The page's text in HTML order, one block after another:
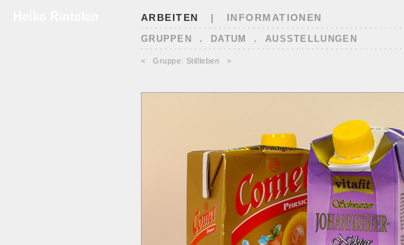
ARBEITEN | INFORMATIONEN
GRUPPEN . DATUM . AUSSTELLUNGEN
< Gruppe: Stillleben >